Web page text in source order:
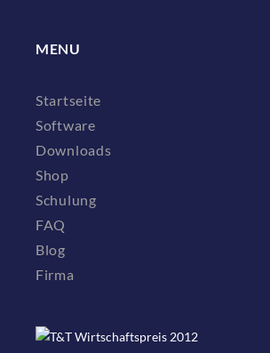
MENU
Startseite
Software
Downloads
Shop
Schulung
FAQ
Blog
Firma